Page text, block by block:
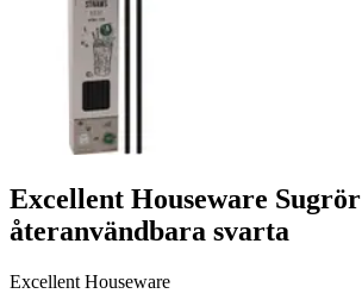
Excellent Houseware Sugrör
återanvändbara svarta
Excellent Houseware